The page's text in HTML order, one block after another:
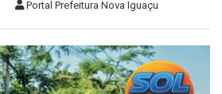
Portal Prefeitura Nova Iguaçu